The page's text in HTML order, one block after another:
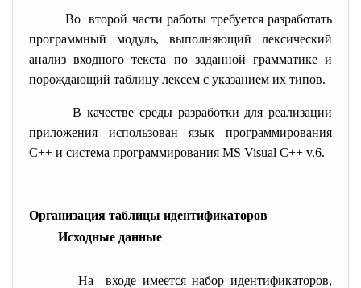
Во второй части работы требуется разработать
программный модуль, выполняющий лексический
анализ входного текста по заданной грамматике и
порождающий таблицу лексем с указанием их типов.
В качестве среды разработки для реализации
приложения использован язык программирования
С++ и система программирования MS Visual C++ v.6.
Организация таблицы идентификаторов
Исходные данные
На входе имеется наборидентификаторов,